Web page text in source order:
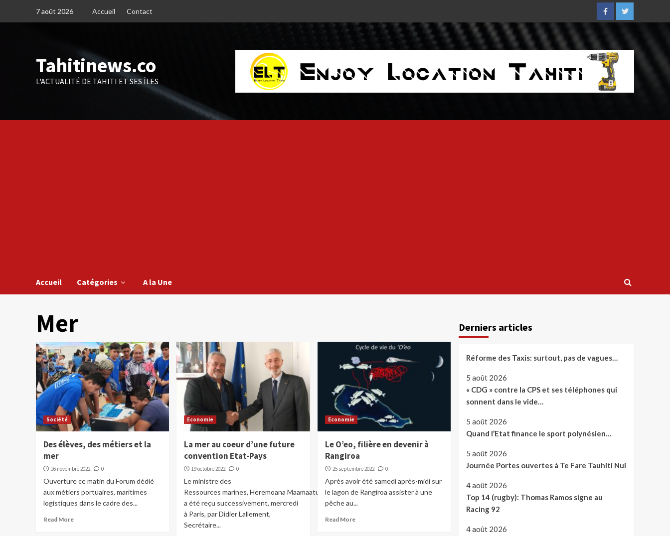
7 août 2026 Accueil Contact
FacebookTwitter
Tahitinews.co
L'ACTUALITÉ DE TAHITI ET SES ÎLES
Accueil Catégories A la Une
Mer
Société
Des élèves, des métiers et la
mer
16 novembre 2022 0
Ouverture ce matin du Forum dédié
aux métiers portuaires, maritimes
logistiques dans le cadre des...
Read More
Economie
La mer au coeur d’une future
convention Etat-Pays
19 octobre 2022 0
Le ministre des
Ressources marines, Heremoana Maamaatuaiahutapu,
a été reçu successivement, mercredi
à Paris, par Didier Lallement,
Secrétaire...
Economie
Le O’eo, filière en devenir à
Rangiroa
25 septembre 2022 0
Après avoir été samedi après-midi sur
le lagon de Rangiroa assister à une
pêche au...
Read More
Derniers articles
Réforme des Taxis: surtout, pas de vagues…
5 août 2026
« CDG » contre la CPS et ses téléphones qui
sonnent dans le vide…
5 août 2026
Quand l’Etat finance le sport polynésien…
5 août 2026
Journée Portes ouvertes à Te Fare Tauhiti Nui
4 août 2026
Top 14 (rugby): Thomas Ramos signe au
Racing 92
4 août 2026